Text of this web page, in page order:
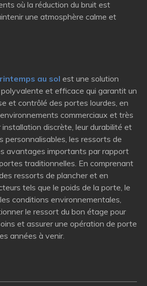
où la réduction du bruit est
une atmosphère calme et
au sol est une solution
et efficace qui garantit un
et contrôlé des portes lourdes, en
commerciaux et très
discrète, leur durabilité et
personnalisables, les ressorts de
avantages importants par rapport
traditionnelles. En comprenant
ressorts de plancher et en
tels que le poids de la porte, le
conditions environnementales,
le ressort du bon étage pour
et assurer une opération de porte
années à venir.